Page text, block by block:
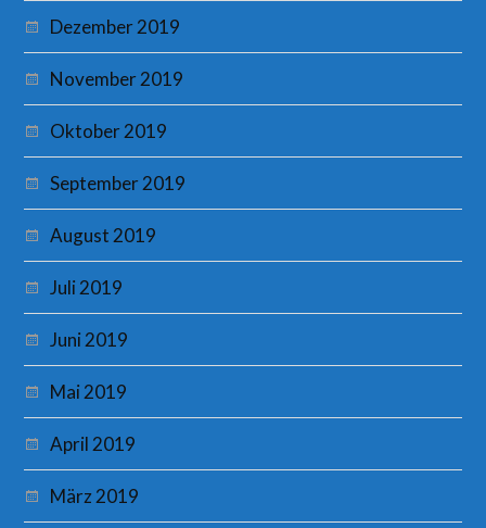
Dezember 2019
November 2019
Oktober 2019
September 2019
August 2019
Juli 2019
Juni 2019
Mai 2019
April 2019
März 2019